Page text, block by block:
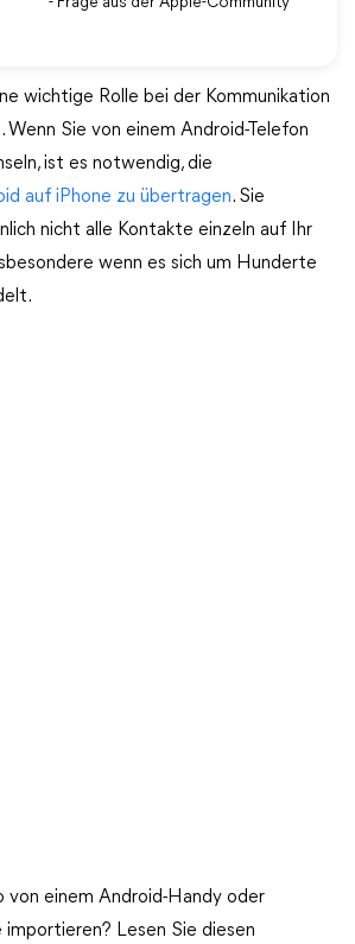
wichtige Rolle bei der Kommunikation
Wenn Sie von einem Android-Telefon
ist es notwendig, die
auf iPhone zu übertragen. Sie
nicht alle Kontakte einzeln auf Ihr
wenn es sich um Hunderte
von einem Android-Handy oder
importieren? Lesen Sie diesen